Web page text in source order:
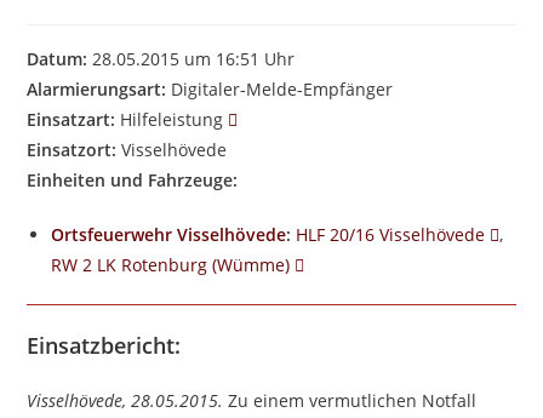
Datum: 28.05.2015 um 16:51 Uhr
Alarmierungsart: Digitaler-Melde-Empfänger
Einsatzart: Hilfeleistung
Einsatzort: Visselhövede
Einheiten und Fahrzeuge:
Ortsfeuerwehr Visselhövede: HLF 20/16 Visselhövede
,
RW 2 LK Rotenburg (Wümme)
Einsatzbericht:
Visselhövede, 28.05.2015. Zu einem vermutlichen Notfall